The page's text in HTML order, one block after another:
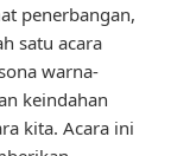
penerbangan,
satu acara
warna-
keindahan
kita. Acara ini